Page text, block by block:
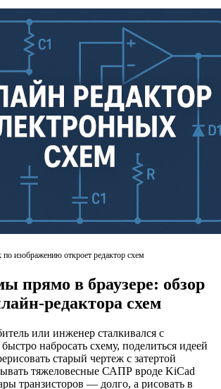
по изображению откроет редактор схем
прямо в браузере: обзор
редактора схем
или инженер сталкивался с
набросать схему, поделиться идеей
старый чертеж с затертой
тяжеловесные САПР вроде KiCad
транзисторов — долго, а рисовать в